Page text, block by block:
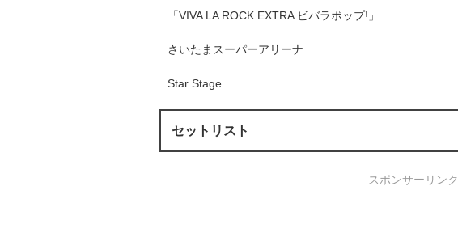
「VIVA LA ROCK EXTRA ビバラポップ!」
さいたまスーパーアリーナ
Star Stage
セットリスト
スポンサーリンク